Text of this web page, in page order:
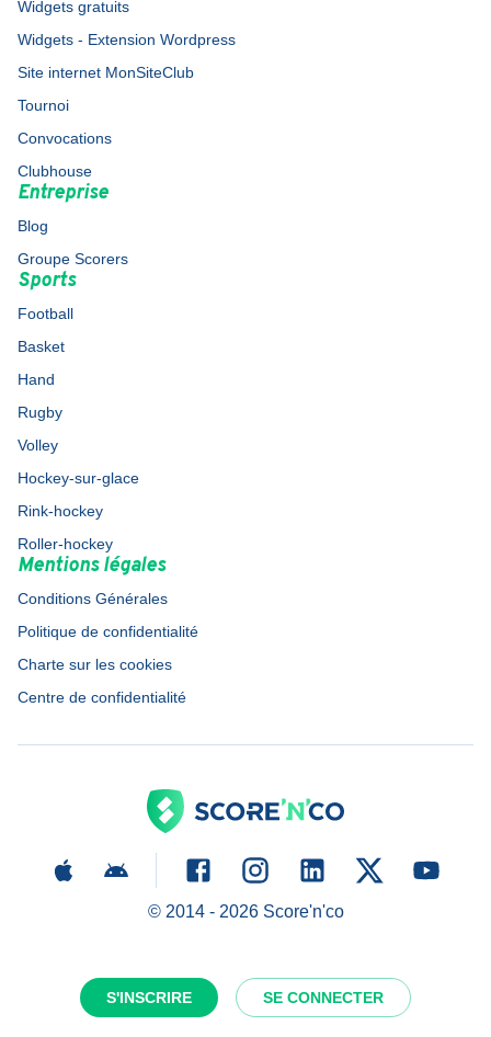
S'INSCRIRE SE CONNECTER
Widgets gratuits
Widgets - Extension Wordpress
Site internet MonSiteClub
Tournoi
Convocations
Clubhouse
Entreprise
Blog
Groupe Scorers
Sports
Football
Basket
Hand
Rugby
Volley
Hockey-sur-glace
Rink-hockey
Roller-hockey
Mentions légales
Conditions Générales
Politique de confidentialité
Charte sur les cookies
Centre de confidentialité
© 2014 - 2026Score'n'co